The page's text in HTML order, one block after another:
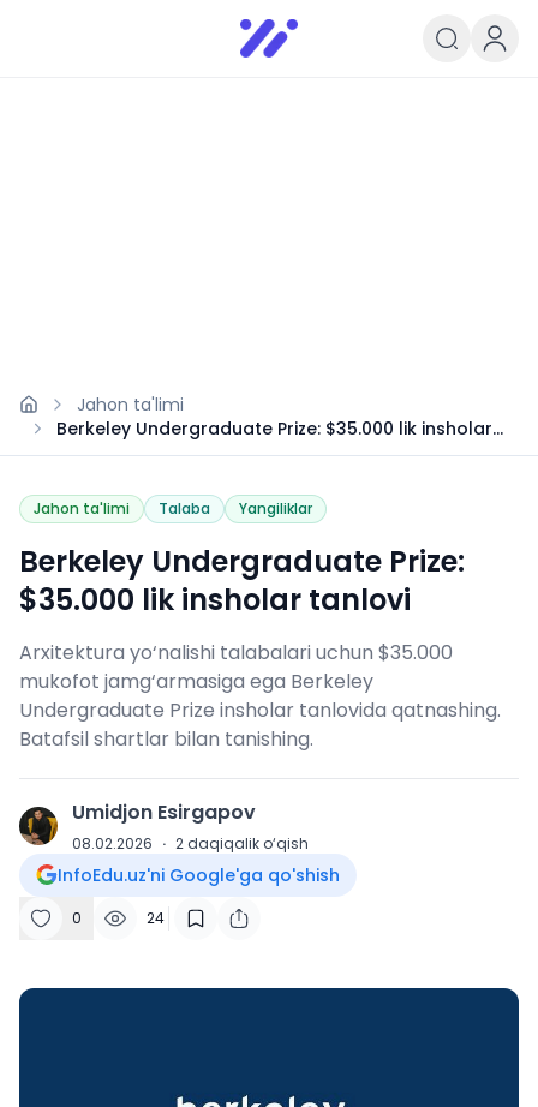
Infoedu
Ta&#039;lim xabarlari va
Jahon ta'limi
Berkeley Undergraduate Prize: $35.000 lik insholar
tanlovi
Jahon ta'limi Talaba Yangiliklar
Berkeley Undergraduate Prize:
$35.000 lik insholar tanlovi
Arxitektura yo‘nalishi talabalari uchun $35.000
mukofot jamg‘armasiga ega Berkeley
Undergraduate Prize insholar tanlovida qatnashing.
Batafsil shartlar bilan tanishing.
U Umidjon Esirgapov
08.02.2026 · 2 daqiqalik o‘qish
InfoEdu.uz'ni Google'ga qo'shish
0 24